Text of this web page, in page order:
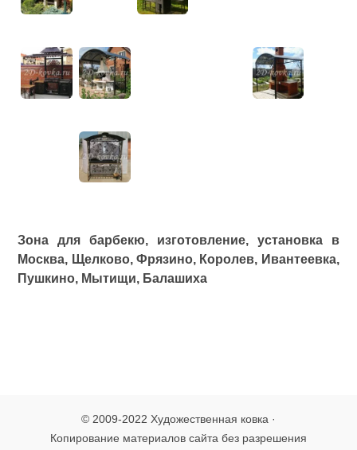
Зона для барбекю, изготовление, установка в
Москва, Щелково, Фрязино, Королев, Ивантеевка,
Пушкино, Мытищи, Балашиха
© 2009-2022 Художественная ковка ·
Копирование материалов сайта без разрешения